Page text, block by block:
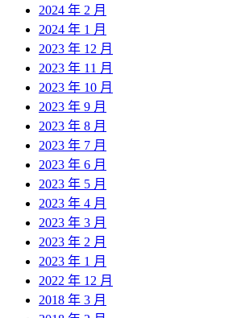
2024 年 2 月
2024 年 1 月
2023 年 12 月
2023 年 11 月
2023 年 10 月
2023 年 9 月
2023 年 8 月
2023 年 7 月
2023 年 6 月
2023 年 5 月
2023 年 4 月
2023 年 3 月
2023 年 2 月
2023 年 1 月
2022 年 12 月
2018 年 3 月